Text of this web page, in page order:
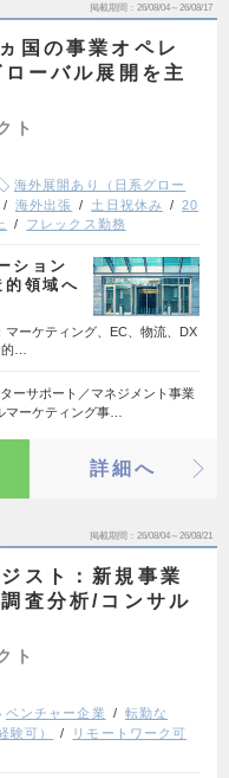
掲載期間 26/08/04～26/08/17
国の事業オペレ
ーバル展開を主
ト
海外展開あり（日系グロー
海外出張 土日祝休み
20
フレックス勤務
ション
的領域へ
ーケティング、EC、物流、DX
…
ーサポート／マネジメント事業
マーケティング事…
詳細へ
掲載期間 26/08/04～26/08/21
スト：新規事業
査分析/コンサル
ト
ベンチャー企業
転勤な
験可）
リモートワーク可